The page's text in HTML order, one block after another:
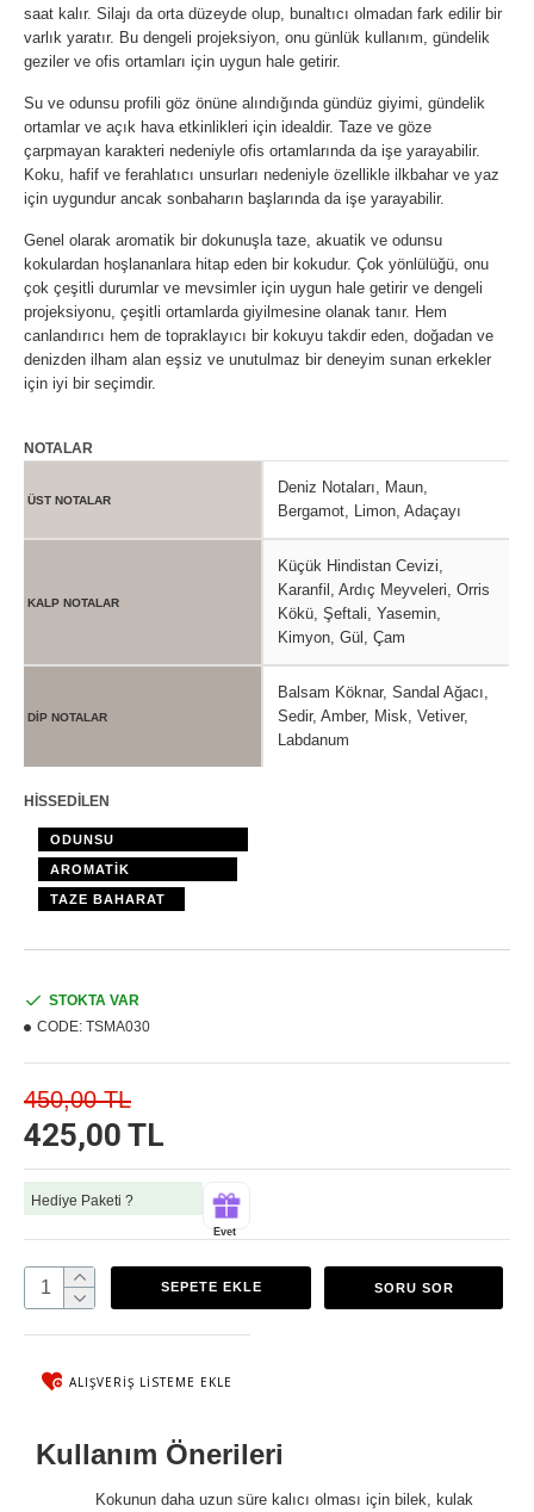
saat kalır. Silajı da orta düzeyde olup, bunaltıcı olmadan fark edilir bir
varlık yaratır. Bu dengeli projeksiyon, onu günlük kullanım, gündelik
geziler ve ofis ortamları için uygun hale getirir.
Su ve odunsu profili göz önüne alındığında gündüz giyimi, gündelik
ortamlar ve açık hava etkinlikleri için idealdir. Taze ve göze
çarpmayan karakteri nedeniyle ofis ortamlarında da işe yarayabilir.
Koku, hafif ve ferahlatıcı unsurları nedeniyle özellikle ilkbahar ve yaz
için uygundur ancak sonbaharın başlarında da işe yarayabilir.
Genel olarak aromatik bir dokunuşla taze, akuatik ve odunsu
kokulardan hoşlananlara hitap eden bir kokudur. Çok yönlülüğü, onu
çok çeşitli durumlar ve mevsimler için uygun hale getirir ve dengeli
projeksiyonu, çeşitli ortamlarda giyilmesine olanak tanır. Hem
canlandırıcı hem de topraklayıcı bir kokuyu takdir eden, doğadan ve
denizden ilham alan eşsiz ve unutulmaz bir deneyim sunan erkekler
için iyi bir seçimdir.
NOTALAR
ÜST NOTALAR
Deniz Notaları, Maun,
Bergamot, Limon, Adaçayı
KALP NOTALAR
Küçük Hindistan Cevizi,
Karanfil, Ardıç Meyveleri, Orris
Kökü, Şeftali, Yasemin,
Kimyon, Gül, Çam
DİP NOTALAR
Balsam Köknar, Sandal Ağacı,
Sedir, Amber, Misk, Vetiver,
Labdanum
HİSSEDİLEN
ODUNSU
AROMATİK
TAZE BAHARAT
425,00 TL
450,00 TL
STOKTA VAR
CODE: TSMA030
Hediye Paketi ?
Evet
SEPETE EKLE SORU SOR
ALIŞVERIŞ LISTEME EKLE
Kullanım Önerileri
Kokunun daha uzun süre kalıcı olması için bilek, kulak